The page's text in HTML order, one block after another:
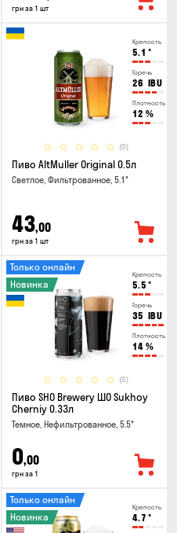
грн за 1 шт
Крепость
5.1 °
Горечь
26 IBU
Плотность
12 %
(0)
Пиво AltMuller Original 0.5л
Светлое, Фильтрованное, 5.1°
43,00
грн за 1 шт
Крепость
5.5 °
Горечь
35 IBU
Плотность
14 %
(0)
Только онлайн
Новинка
Пиво SHO Brewery ШО Sukhoy
Cherniy 0.33л
Темное, Нефильтрованное, 5.5°
0,00
грн за 1
Крепость
4.7 °
Только онлайн
Новинка